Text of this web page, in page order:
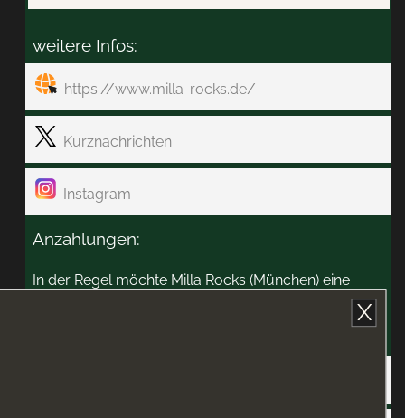
X
weitere Infos:
https://www.milla-rocks.de/
Kurznachrichten
Instagram
Anzahlungen:
In der Regel möchte Milla Rocks (München) eine